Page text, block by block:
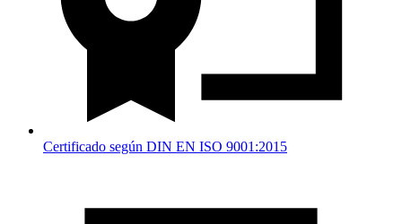
Certificado según DIN EN ISO 9001:2015